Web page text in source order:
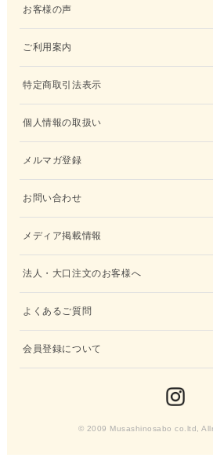
お客様の声
ご利用案内
特定商取引法表示
個人情報の取扱い
メルマガ登録
お問い合わせ
メディア掲載情報
法人・大口注文のお客様へ
よくあるご質問
会員登録について
© 2009 Musashinosabo co.ltd,